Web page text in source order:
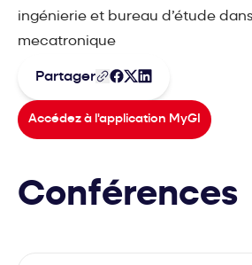
ingénierie et bureau d’étude
mecatronique
Partager
Accédez à l'application MyGI
Conférences